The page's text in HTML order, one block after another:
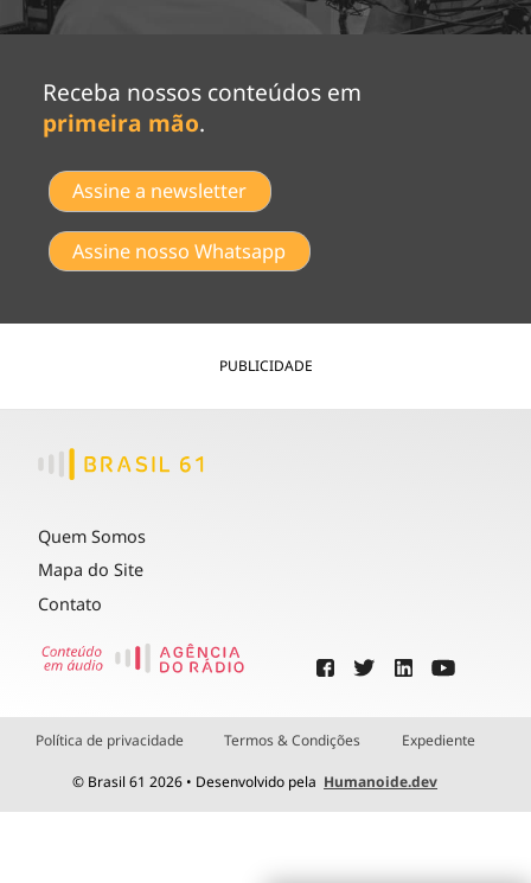
Receba nossos conteúdos em
primeira mão.
Assine a newsletter
Assine nosso Whatsapp
PUBLICIDADE
Quem Somos
Mapa do Site
Contato
Política de privacidade Termos & Condições Expediente
© Brasil 61 2026 • Desenvolvido pela Humanoide.dev